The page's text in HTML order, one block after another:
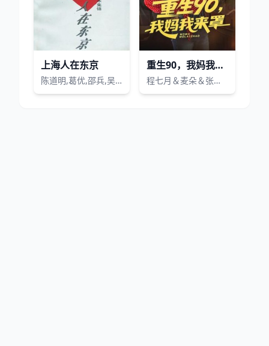
上海人在东京
陈道明,葛优,邵兵,吴冕,阮丹宁,伊原刚志,修健,山本未来,小林昭二,风间杜夫,高桥惠子
重生90，我妈我来罩
程七月＆麦朵＆张子坤＆何怡然＆田星灿